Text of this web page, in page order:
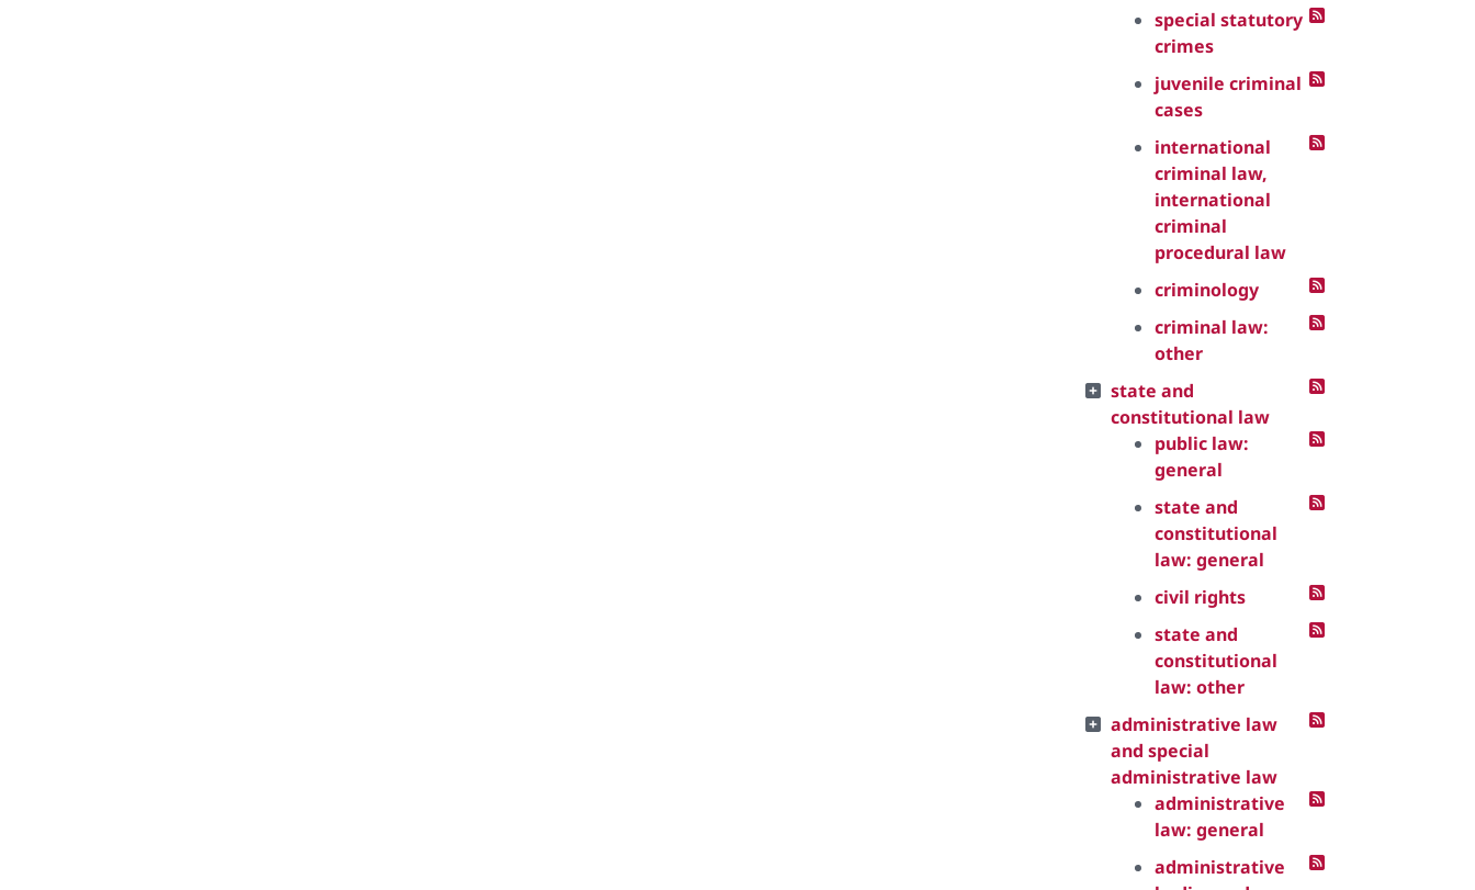
special statutory
crimes
juvenile criminal
cases
international
criminal law,
international
criminal
procedural law
criminology
criminal law:
other
state and
constitutional law
public law:
general
state and
constitutional
law: general
civil rights
state and
constitutional
law: other
administrative law
and special
administrative law
administrative
law: general
administrative